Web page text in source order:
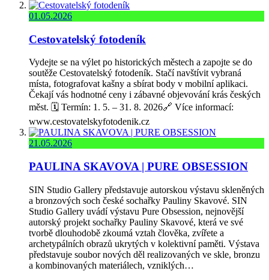
01.05.2026
Cestovatelský fotodeník
Vydejte se na výlet po historických městech a zapojte se do
soutěže Cestovatelský fotodeník. Stačí navštívit vybraná
místa, fotografovat kašny a sbírat body v mobilní aplikaci.
Čekají vás hodnotné ceny i zábavné objevování krás českých
měst. 🗓️ Termín: 1. 5. – 31. 8. 2026🔗 Více informací:
www.cestovatelskyfotodenik.cz
21.05.2026
PAULINA SKAVOVA | PURE OBSESSION
SIN Studio Gallery představuje autorskou výstavu skleněných
a bronzových soch české sochařky Pauliny Skavové. SIN
Studio Gallery uvádí výstavu Pure Obsession, nejnovější
autorský projekt sochařky Pauliny Skavové, která ve své
tvorbě dlouhodobě zkoumá vztah člověka, zvířete a
archetypálních obrazů ukrytých v kolektivní paměti. Výstava
představuje soubor nových děl realizovaných ve skle, bronzu
a kombinovaných materiálech, vzniklých…